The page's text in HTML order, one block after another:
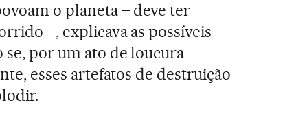
o planeta – deve ter
–, explicava as possíveis
por um ato de loucura
esses artefatos de destruição